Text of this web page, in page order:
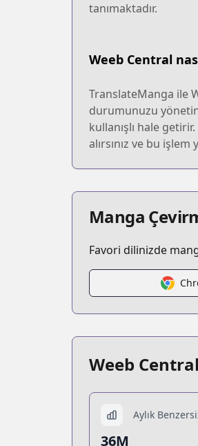
tanımaktadır.
Weeb Central
TranslateManga ile
durumunuzu
kullanışlı hale
alırsınız ve bu
Manga
Favori dilinizde
Weeb
Aylık
36M